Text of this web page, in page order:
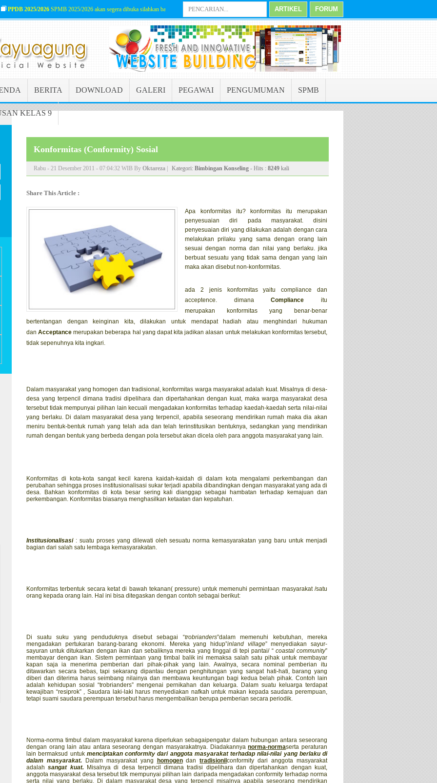
2025/2026SPMB 2025/2026 akan segera dibuka silahkan baca informasinya lengkapnya pada Menu Pengumuman Manajemen Persepsi
BERITA DOWNLOAD GALERI PEGAWAI PENGUMUMAN SPMB
KELAS 9
Konformitas (Conformity) Sosial
Rabu - 21 Desember 2011 - 07:04:32 WIB By Oktareza Kategori: Bimbingan Konseling - Hits : 8249 kali
Share This Article :
Apa konformitas itu? konformitas itu merupakan
penyesuaian diri pada masyarakat. disini
penyesuaian diri yang dilakukan adalah dengan cara
melakukan prilaku yang sama dengan orang lain
sesuai dengan norma dan nilai yang berlaku. jika
berbuat sesuatu yang tidak sama dengan yang lain
maka akan disebut non-konformitas.
ada 2 jenis konformitas yaitu compliance dan
acceptence. dimanaComplianceitu
merupakan
konformitas yang benar-benar
bertentangan dengan keinginan kita, dilakukan untuk mendapat hadiah atau menghindari hukuman
danAcceptance merupakan beberapa hal yang dapat kita jadikan alasan untuk melakukan konformitas tersebut,
tidak sepenuhnya kita ingkari.
Dalam masyarakat yang homogen dan tradisional, konformitas warga masyarakat adalah kuat. Misalnya di desa-
desa yang terpencil dimana tradisi dipelihara dan dipertahankan dengan kuat, maka warga masyarakat desa
tersebut tidak mempunyai pilihan lain kecuali mengadakan konformitas terhadap kaedah-kaedah serta nilai-nilai
yang berlaku. Di dalam masyarakat desa yang terpencil, apabila seseorang mendirikan rumah maka dia akan
meniru bentuk-bentuk rumah yang telah ada dan telah terinstitusikan bentuknya, sedangkan yang mendirikan
rumah dengan bentuk yang berbeda dengan pola tersebut akan dicela oleh para anggota masyarakat yang lain.
Konformitas di kota-kota sangat kecil karena kaidah-kaidah di dalam kota mengalami perkembangan dan
perubahan sehingga proses institusionalisasi sukar terjadi apabila dibandingkan dengan masyarakat yang ada di
desa. Bahkan konformitas di kota besar sering kali dianggap sebagai hambatan terhadap kemajuan dan
perkembangan. Konformitas biasanya menghasilkan ketaatan dan kepatuhan.
Institusionalisasi : suatu proses yang dilewati oleh sesuatu norma kemasyarakatan yang baru untuk menjadi
bagian dari salah satu lembaga kemasyarakatan.
Konformitas terbentuk secara ketat di bawah tekanan( pressure) untuk memenuhi permintaan masyarakat /satu
orang kepada orang lain. Hal ini bisa ditegaskan dengan contoh sebagai berikut:
Di suatu suku yang penduduknya disebut sebagai “trobrianders”dalam memenuhi kebutuhan, mereka
mengadakan pertukaran barang-barang ekonomi. Mereka yang hidup”inland village” menyediakan sayur-
sayuran untuk ditukarkan dengan ikan dan sebaliknya mereka yang tinggal di tepi pantai/ “ coastal community”
membayar dengan ikan. Sistem permintaan yang timbal balik ini memaksa salah satu pihak untuk membayar
kapan saja ia menerima pemberian dari pihak-pihak yang lain. Awalnya, secara nominal pemberian itu
ditawarkan secara bebas, tapi sekarang dipantau dengan penghitungan yang sangat hati-hati, barang yang
diberi dan diterima harus seimbang nilainya dan membawa keuntungan bagi kedua belah pihak. Contoh lain
adalah kehidupan sosial “trobrianders” mengenai pernikahan dan keluarga. Dalam suatu keluarga terdapat
kewajiban “resiprok” , Saudara laki-laki harus menyediakan nafkah untuk makan kepada saudara perempuan,
tetapi suami saudara perempuan tersebut harus mengembalikan berupa pemberian secara periodik.
Norma-norma timbul dalam masyarakat karena diperlukan sebagaipengatur dalam hubungan antara seseorang
dengan orang lain atau antara seseorang dengan masyarakatnya. Diadakannyanorma-normaserta peraturan
lain bermaksud untuk menciptakan conformity dari anggota masyarakat terhadap nilai-nilai yang berlaku di
dalam masyarakat.
Dalam masyarakat yang homogendantradisionilconformity dari anggota masyarakat
adalahsangat kuat. Misalnya di desa terpencil dimana tradisi dipelihara dan dipertahankan dengan kuat,
anggota masyarakat desa tersebut tdk mempunyai pilihan lain daripada mengadakan conformity terhadap norma
serta nilai yang berlaku. Di dalam masyarakat desa yang terpencil misalnya apabila seseorang mendirikan